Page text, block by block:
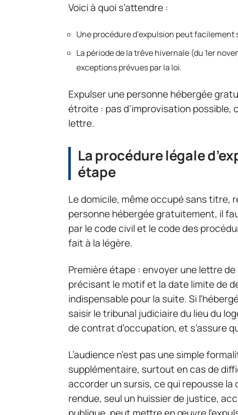
Voici à quoi s’attendre :
Une procédure d’expulsion peut facilement
La période de la trêve hivernale (du 1er
exceptions prévues par la loi.
Expulser une personne hébergée
étroite : pas d’improvisation
lettre.
La procédure légale
étape
Le domicile, même occupé sans titre,
personne hébergée gratuitement, il
par le code civil et le code des
fait à la légère.
Première étape : envoyer une lettre
précisant le motif et la date limite de
indispensable pour la suite. Si
saisir le tribunal judiciaire du lieu du
de contrat d’occupation, et s’assure
L’audience n’est pas une simple
supplémentaire, surtout en cas de
accorder un sursis, ce qui repousse
rendue, seul un huissier de justice,